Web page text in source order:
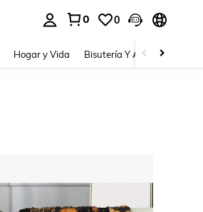
0 0
Hogar y Vida Bisutería Y Accesorios